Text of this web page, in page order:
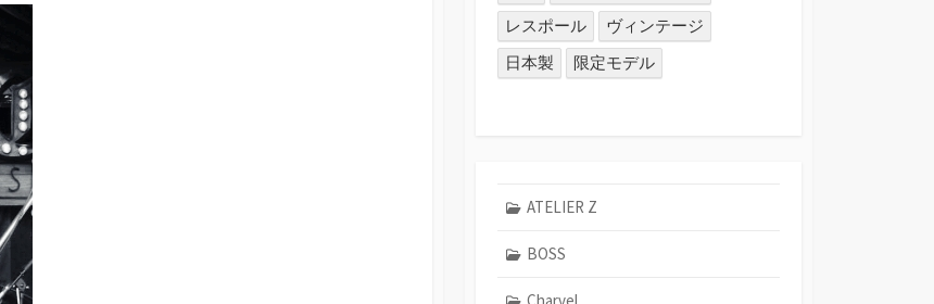
レスポール
ヴィンテージ
日本製
限定モデル
ATELIER Z
BOSS